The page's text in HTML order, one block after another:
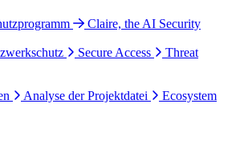
Claire, the AI Security
Secure Access
Threat
Analyse der Projektdatei
Ecosystem